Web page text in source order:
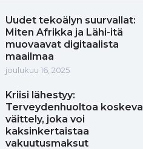
Uudet tekoälyn suurvallat:
Miten Afrikka ja Lähi-itä
muovaavat digitaalista
maailmaa
joulukuu 16, 2025
Kriisi lähestyy:
Terveydenhuoltoa koskeva
väittely, joka voi
kaksinkertaistaa
vakuutusmaksut